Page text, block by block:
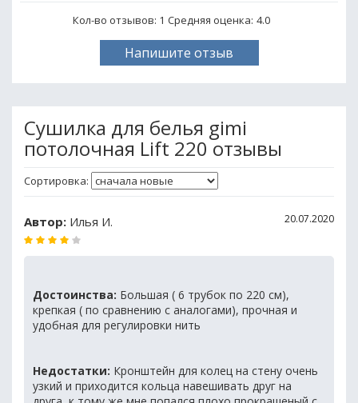
Кол-во отзывов: 1 Средняя оценка: 4.0
Напишите отзыв
Сушилка для белья gimi
потолочная Lift 220 отзывы
Сортировка:
Автор: Илья И. 20.07.2020
Достоинства: Большая ( 6 трубок по 220 см),
крепкая ( по сравнению с аналогами), прочная и
удобная для регулировки нить
Недостатки: Кронштейн для колец на стену очень
узкий и приходится кольца навешивать друг на